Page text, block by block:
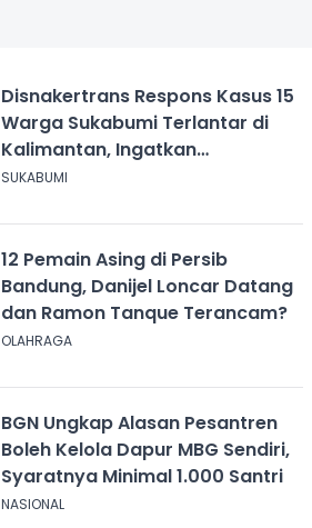
Disnakertrans Respons Kasus 15
Warga Sukabumi Terlantar di
Kalimantan, Ingatkan
Pentingnya Perjanjian Kerja
SUKABUMI
12 Pemain Asing di Persib
Bandung, Danijel Loncar Datang
dan Ramon Tanque Terancam?
OLAHRAGA
BGN Ungkap Alasan Pesantren
Boleh Kelola Dapur MBG Sendiri,
Syaratnya Minimal 1.000 Santri
NASIONAL